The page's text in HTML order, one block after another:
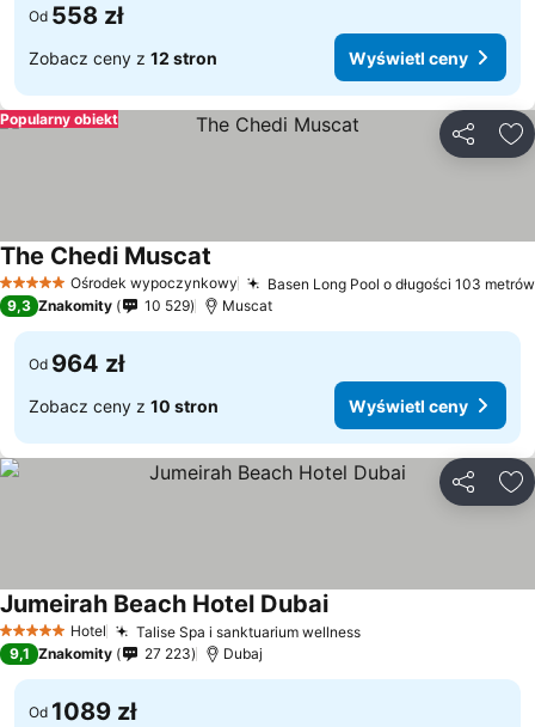
Od 558 zł
Zobacz ceny z 12 stron Wyświetl ceny
Popularny obiekt
5 KategoriaOśrodek wypoczynkowy Basen Long Pool o długości 103 metrów
The Chedi Muscat
9,3 Znakomity 10 529 Muscat
Od 964 zł
Zobacz ceny z 10 stron Wyświetl ceny
5 KategoriaHotel Talise Spa i sanktuarium wellnessWyświetl ceny
Jumeirah Beach Hotel DubaiWyświetl ceny
9,1 Znakomity 27 223 Dubaj
Od 1089 zł